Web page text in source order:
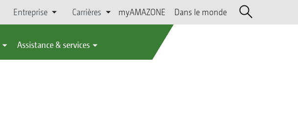
Entreprise Carrières myAMAZONE Dans le monde
Assistance & services